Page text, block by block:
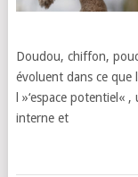
Doudou, chiffon,
évoluent dans ce que
l »‘espace potentiel«
interne et